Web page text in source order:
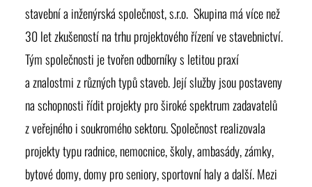
stavební a inženýrská společnost, s.r.o. Skupina má více než
30 let zkušeností na trhu projektového řízení ve stavebnictví.
Tým společnosti je tvořen odborníky s letitou praxí
a znalostmi z různých typů staveb. Její služby jsou postaveny
na schopnosti řídit projekty pro široké spektrum zadavatelů
z veřejného i soukromého sektoru. Společnost realizovala
projekty typu radnice, nemocnice, školy, ambasády, zámky,
bytové domy, domy pro seniory, sportovní haly a další. Mezi